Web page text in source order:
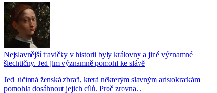
Nejslavnější travičky v historii byly královny a jiné významné
šlechtičny. Jed jim významně pomohl ke slávě
Jed, účinná ženská zbraň, která některým slavným aristokratkám
pomohla dosáhnout jejich cílů. Proč zrovna...